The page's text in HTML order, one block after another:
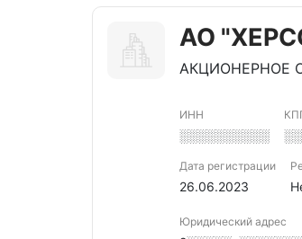
АО
АКЦИОНЕРНОЕ
ИНН
░░░░░░░░░░
Дата регистрации
26.06.2023
Юридический адрес